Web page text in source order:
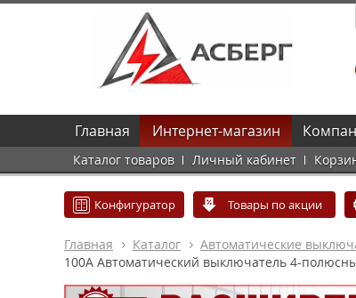
Главная Интернет-магазин
Каталог товаров Личный кабинет
Конфигуратор Товары по акции
Главная Каталог Автоматические
100А Автоматический выключатель 4-